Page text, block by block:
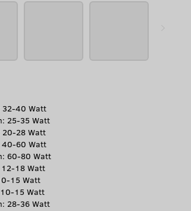
32-40 Watt
25-35 Watt
20-28 Watt
40-60 Watt
60-80 Watt
12-18 Watt
15 Watt
15 Watt
28-36 Watt